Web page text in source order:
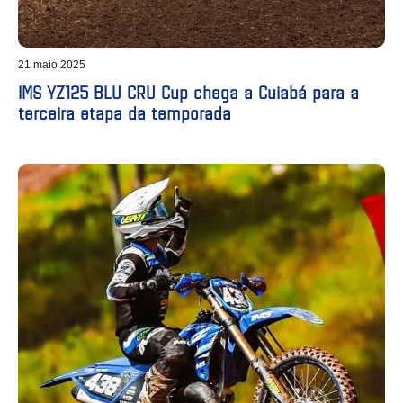
21 maio 2025
IMS YZ125 BLU CRU Cup chega a Cuiabá para a
terceira etapa da temporada